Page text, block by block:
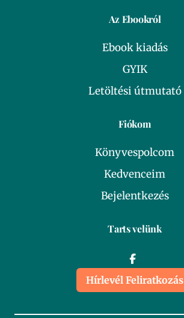
Az Ebookról
Ebook kiadás
GYIK
Letöltési útmutató
Fiókom
Könyvespolcom
Kedvenceim
Bejelentkezés
Tarts velünk
Hírlevél Feliratkozás